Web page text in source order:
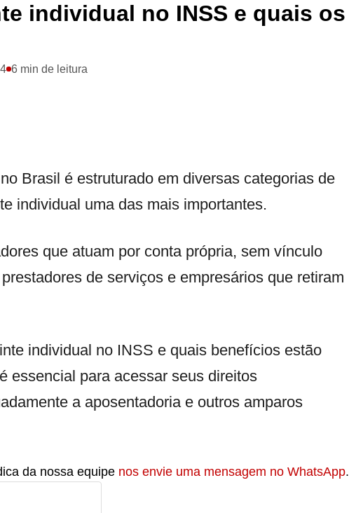
individual no INSS e quais os
6 min de leitura
Brasil é estruturado em diversas categorias de
individual uma das mais importantes.
que atuam por conta própria, sem vínculo
de serviços e empresários que retiram
individual no INSS e quais benefícios estão
essencial para acessar seus direitos
a aposentadoria e outros amparos
da nossa equipe nos envie uma mensagem no WhatsApp.